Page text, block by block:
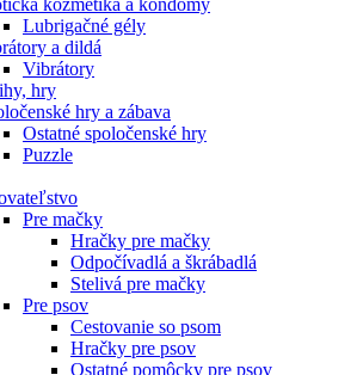
kozmetika a kondómy
Lubrigačné gély
a dildá
Vibrátory
hry
hry a zábava
Ostatné spoločenské hry
Puzzle
Pre mačky
Hračky pre mačky
Odpočívadlá a škrábadlá
Stelivá pre mačky
Pre psov
Cestovanie so psom
Hračky pre psov
Ostatné pomôcky pre psov